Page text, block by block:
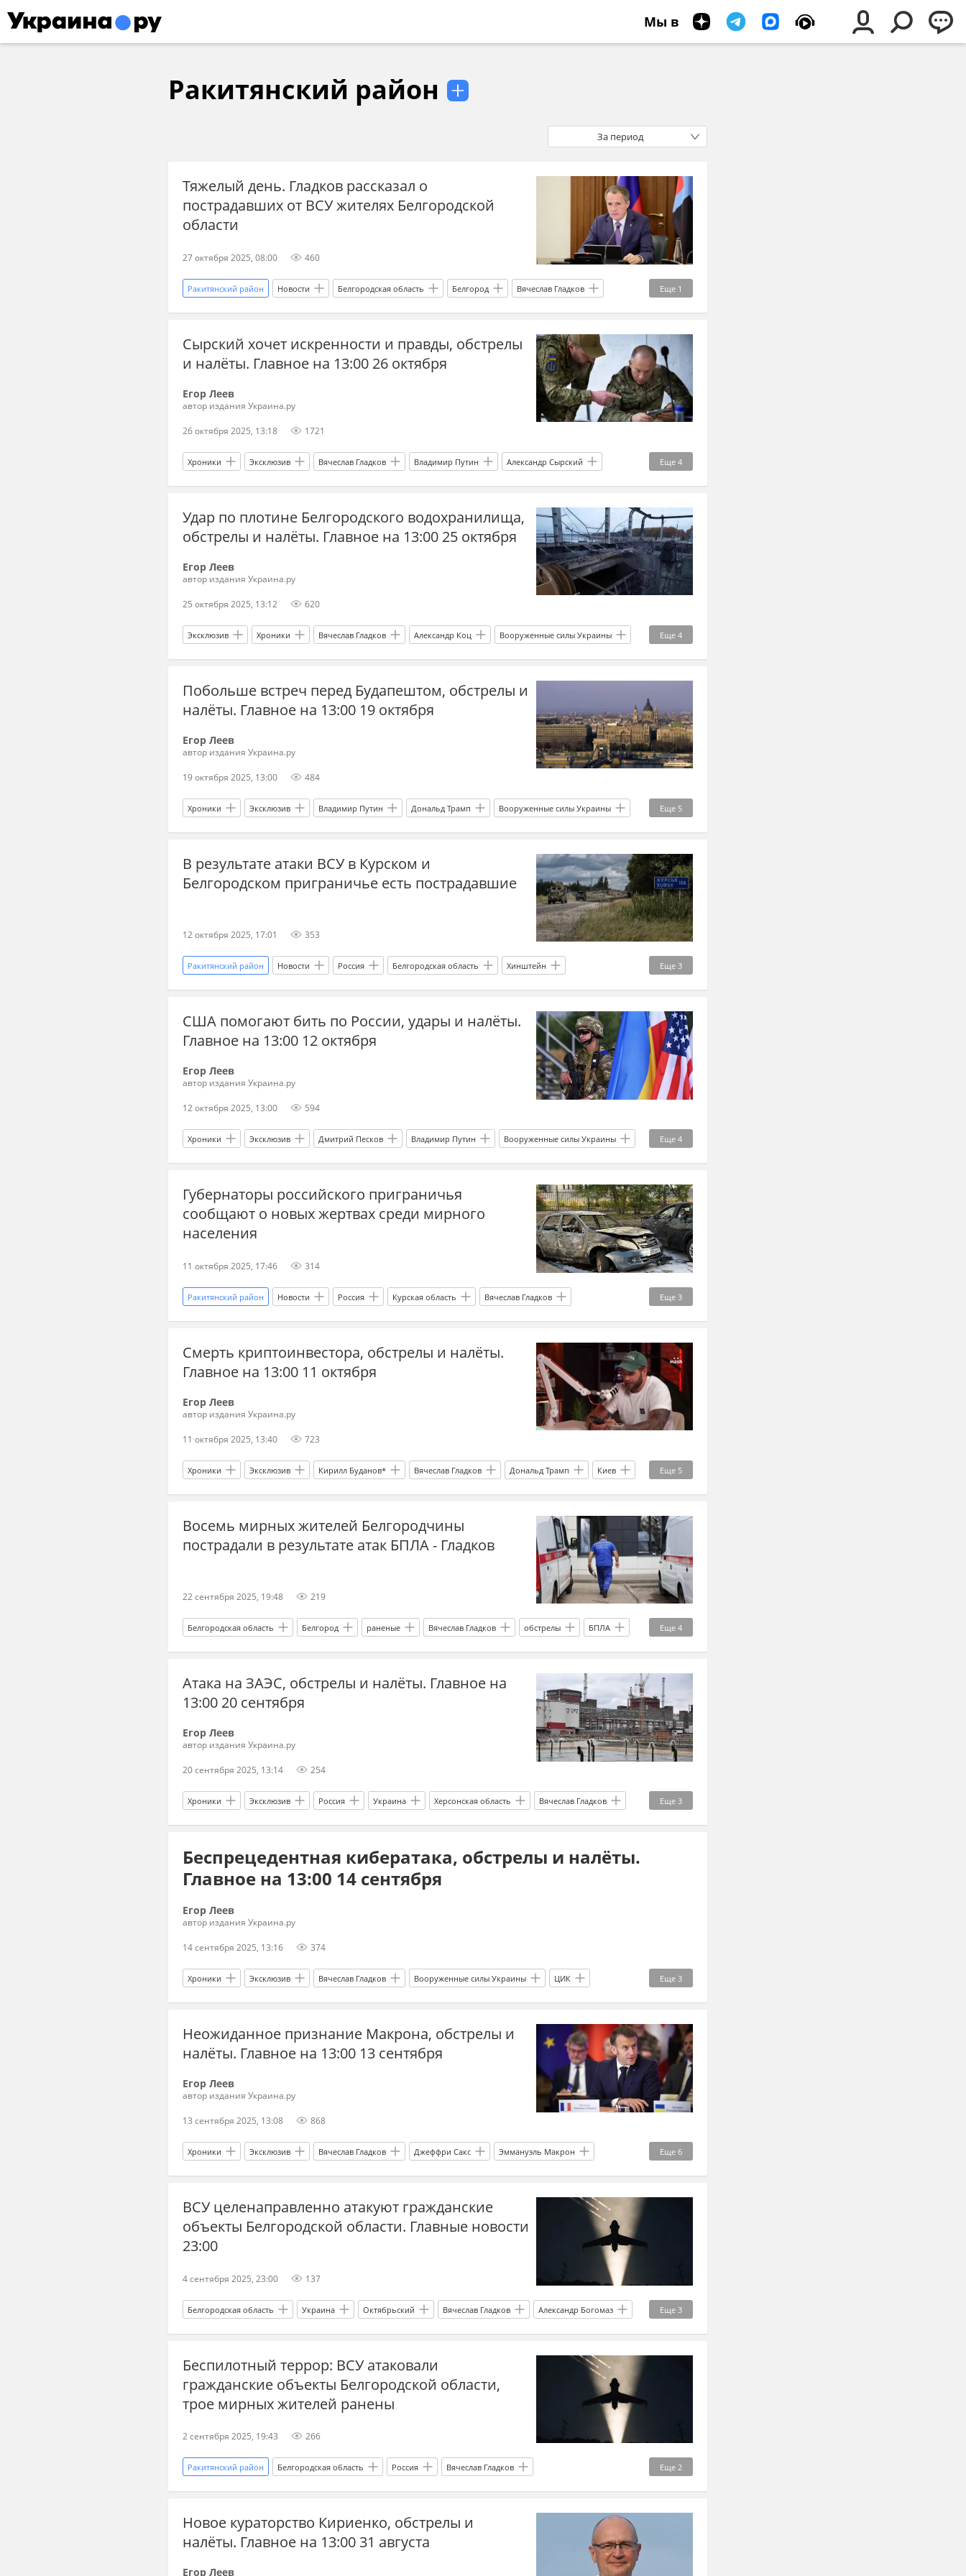
Мы в
Ракитянский район
За период
Тяжелый день. Гладков рассказал о
пострадавших от ВСУ жителях Белгородской
области
27 октября 2025, 08:00 460
Еще 1
Ракитянский район Новости Белгородская область Белгород Вячеслав Гладков
Вооруженные силы Украины
Сырский хочет искренности и правды, обстрелы
и налёты. Главное на 13:00 26 октября
Егор Леев
автор издания Украина.ру
26 октября 2025, 13:18 1721
Еще 4
Хроники Эксклюзив Вячеслав Гладков Владимир Путин Александр Сырский
Вооруженные силы Украины Россия Украина Херсонская область
Удар по плотине Белгородского водохранилища,
обстрелы и налёты. Главное на 13:00 25 октября
Егор Леев
автор издания Украина.ру
25 октября 2025, 13:12 620
Еще 4
Эксклюзив Хроники Вячеслав Гладков Александр Коц Вооруженные силы Украины
ДнепроГЭС Белгород Россия Украина
Побольше встреч перед Будапештом, обстрелы и
налёты. Главное на 13:00 19 октября
Егор Леев
автор издания Украина.ру
19 октября 2025, 13:00 484
Еще 5
Хроники Эксклюзив Владимир Путин Дональд Трамп Вооруженные силы Украины
The Wall Street Journal Россия Украина США Вячеслав Гладков
В результате атаки ВСУ в Курском и
Белгородском приграничье есть пострадавшие
12 октября 2025, 17:01 353
Еще 3
Ракитянский район Новости Россия Белгородская область Хинштейн
Вячеслав Гладков Вооруженные силы Украины Украина.ру
США помогают бить по России, удары и налёты.
Главное на 13:00 12 октября
Егор Леев
автор издания Украина.ру
12 октября 2025, 13:00 594
Еще 4
Хроники Эксклюзив Дмитрий Песков Владимир Путин Вооруженные силы Украины
Вячеслав Гладков Россия Украина США
Губернаторы российского приграничья
сообщают о новых жертвах среди мирного
населения
11 октября 2025, 17:46 314
Еще 3
Ракитянский район Новости Россия Курская область Вячеслав Гладков
Виктор Орбан Вооруженные силы Украины Украина.ру
Смерть криптоинвестора, обстрелы и налёты.
Главное на 13:00 11 октября
Егор Леев
автор издания Украина.ру
11 октября 2025, 13:40 723
Еще 5
Хроники Эксклюзив Кирилл Буданов* Вячеслав Гладков Дональд Трамп Киев
Россия Украина Вооруженные силы Украины СБУ Нацполиция
Восемь мирных жителей Белгородчины
пострадали в результате атак БПЛА - Гладков
22 сентября 2025, 19:48 219
Еще 4
Белгородская область Белгород раненые Вячеслав Гладков обстрелы БПЛА
атака атака Украины сегодня Новости Главные новости
Атака на ЗАЭС, обстрелы и налёты. Главное на
13:00 20 сентября
Егор Леев
автор издания Украина.ру
20 сентября 2025, 13:14 254
Еще 3
Хроники Эксклюзив Россия Украина Херсонская область Вячеслав Гладков
Вооруженные силы Украины МАГАТЭ Запорожская АЭС
Беспрецедентная кибератака, обстрелы и налёты.
Главное на 13:00 14 сентября
Егор Леев
автор издания Украина.ру
14 сентября 2025, 13:16 374
Еще 3
Хроники Эксклюзив Вячеслав Гладков Вооруженные силы Украины ЦИК
Херсонская область Украина Россия
Неожиданное признание Макрона, обстрелы и
налёты. Главное на 13:00 13 сентября
Егор Леев
автор издания Украина.ру
13 сентября 2025, 13:08 868
Еще 6
Хроники Эксклюзив Вячеслав Гладков Джеффри Сакс Эммануэль Макрон
Вооруженные силы Украины НАТО Минобороны Херсонская область Россия
Украина
ВСУ целенаправленно атакуют гражданские
объекты Белгородской области. Главные новости
23:00
4 сентября 2025, 23:00 137
Еще 3
Белгородская область Украина Октябрьский Вячеслав Гладков Александр Богомаз
Вооруженные силы Украины Украина.ру bloomberg
Беспилотный террор: ВСУ атаковали
гражданские объекты Белгородской области,
трое мирных жителей ранены
2 сентября 2025, 19:43 266
Еще 2
Ракитянский район Белгородская область Россия Вячеслав Гладков
Вооруженные силы Украины Украина.ру
Новое кураторство Кириенко, обстрелы и
налёты. Главное на 13:00 31 августа
Егор Леев